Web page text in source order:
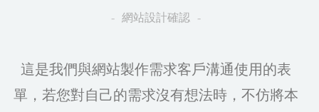
網站設計確認
這是我們與網站製作需求客戶溝通使用的表
單，若您對自己的需求沒有想法時，不仿將本